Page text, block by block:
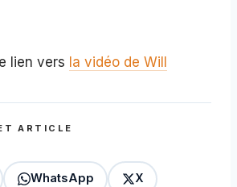
lien vers la vidéo de Will
ARTICLE
WhatsApp X